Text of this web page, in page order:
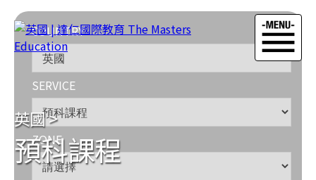
英國>
預科課程
COUNTRY
SERVICE
ZONE